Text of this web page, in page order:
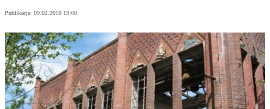
Publikacja: 09.02.2010 19:00